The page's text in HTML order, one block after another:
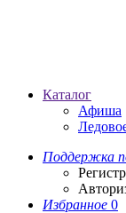
Каталог
Афиша
Поддержка
Избранное 0